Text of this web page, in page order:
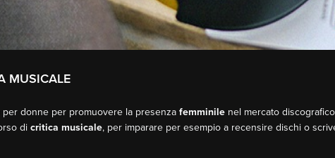
MUSICALE
per donne per promuovere la presenza femminile nel mercato
di critica musicale, per imparare per esempio a recensire dischi o